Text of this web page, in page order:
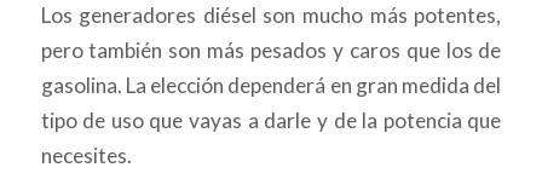
Los generadores diésel son mucho más potentes,
pero también son más pesados y caros que los de
gasolina. La elección dependerá en gran medida del
tipo de uso que vayas a darle y de la potencia que
necesites.